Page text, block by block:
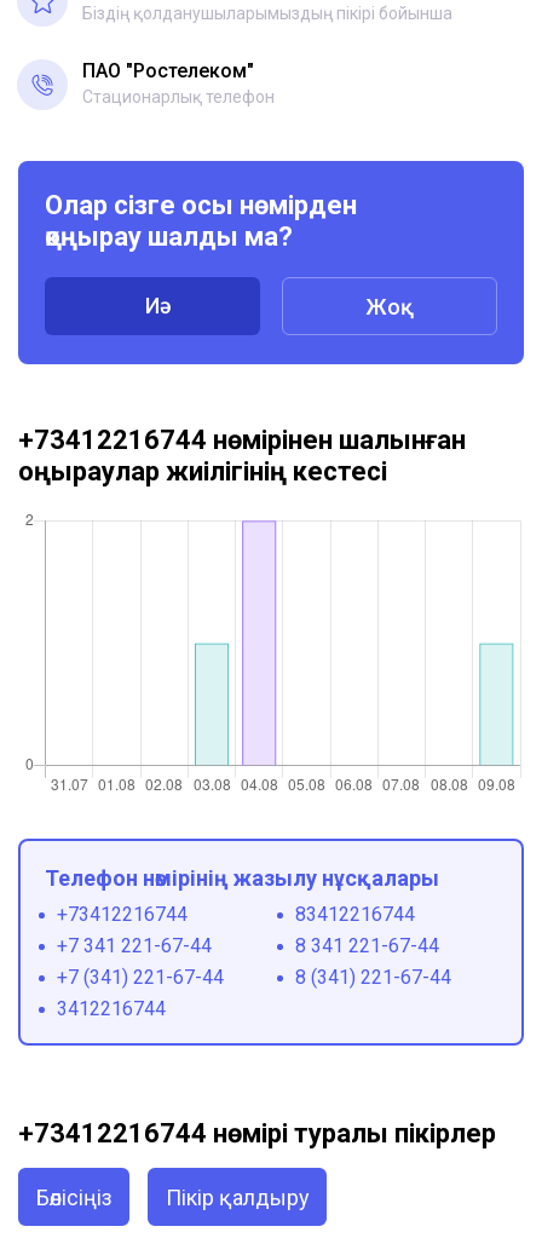
Біздің қолданушыларымыздың пікірі бойынша
ПАО "Ростелеком"
Стационарлық телефон
Олар сізге осы нөмірден
қоңырау шалды ма?
Иә Жоқ
+73412216744 нөмірінен шалынған
қоңыраулар жиілігінің кестесі
Телефон нөмірінің жазылу нұсқалары
+73412216744
83412216744
+7 341 221-67-44
8 341 221-67-44
+7 (341) 221-67-44
8 (341) 221-67-44
3412216744
+73412216744 нөмірі туралы пікірлер
Бөлісіңіз Пікір қалдыру